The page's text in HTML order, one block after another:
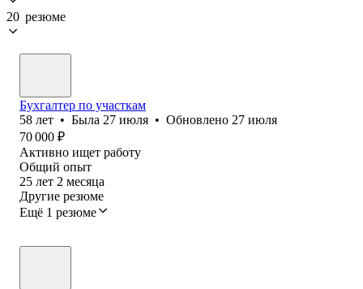
20 резюме
Бухгалтер по участкам
58 лет • Была 27 июля • Обновлено 27 июля
70 000 ₽
Активно ищет работу
Общий опыт
25 лет 2 месяца
Другие резюме
Ещё 1 резюме